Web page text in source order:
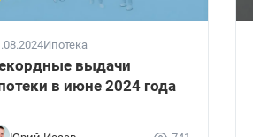
Ипотека
выдачи
в июне 2024 года